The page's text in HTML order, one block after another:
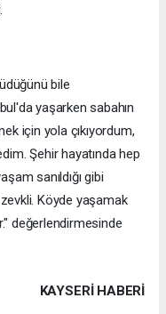
bile
yaşarken sabahın
için yola çıkıyordum,
Şehir hayatında hep
sanıldığı gibi
Köyde yaşamak
değerlendirmesinde
KAYSERI HABERİ